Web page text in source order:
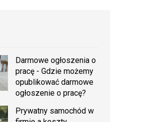
Darmowe ogłoszenia o
pracę - Gdzie możemy
opublikować darmowe
ogłoszenie o pracę?
Prywatny samochód w